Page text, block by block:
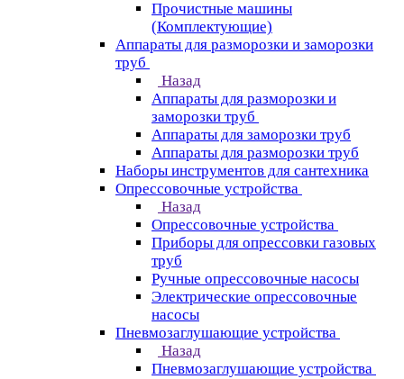
Прочистные машины
(Комплектующие)
Аппараты для разморозки и заморозки
труб
Назад
Аппараты для разморозки и
заморозки труб
Аппараты для заморозки труб
Аппараты для разморозки труб
Наборы инструментов для сантехника
Опрессовочные устройства
Назад
Опрессовочные устройства
Приборы для опрессовки газовых
труб
Ручные опрессовочные насосы
Электрические опрессовочные
насосы
Пневмозаглушающие устройства
Назад
Пневмозаглушающие устройства